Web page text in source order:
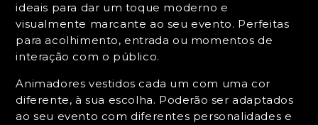
ideais para dar um toque moderno e
visualmente marcante ao seu evento. Perfeitas
para acolhimento, entrada ou momentos de
interação com o público.
Animadores vestidos cada um com uma cor
diferente, à sua escolha. Poderão ser adaptados
ao seu evento com diferentes personalidades e